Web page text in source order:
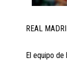
REAL
El equipo